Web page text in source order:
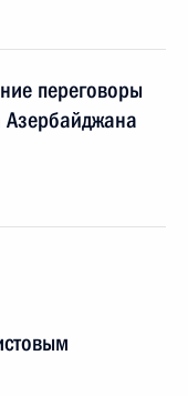
переговоры
Азербайджана